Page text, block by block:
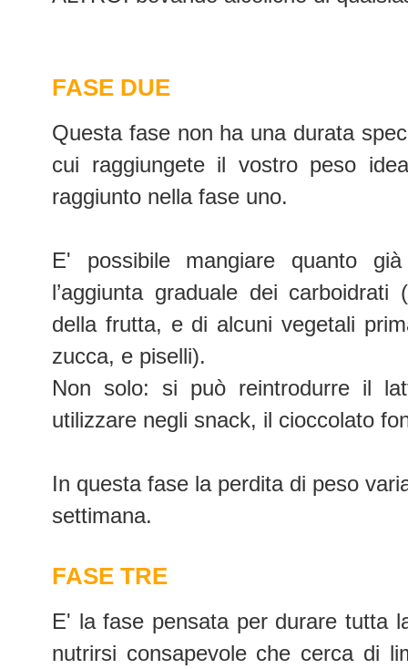
FASE DUE
Questa fase non ha una durata
cui raggiungete il vostro peso
raggiunto nella fase uno.
E' possibile mangiare quanto
l’aggiunta graduale dei
della frutta, e di alcuni vegetali
zucca, e piselli).
Non solo: si può reintrodurre il
utilizzare negli snack, il cioccolato
In questa fase la perdita di peso
settimana.
FASE TRE
E' la fase pensata per durare tutta
nutrirsi consapevole che cerca di